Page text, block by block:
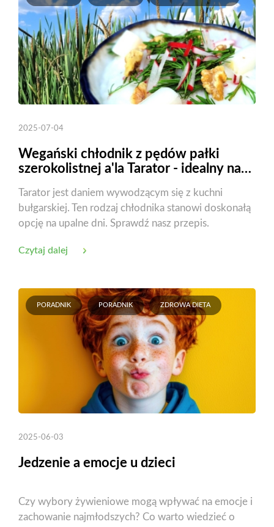
2025-07-04
Wegański chłodnik z pędów pałki
szerokolistnej a'la Tarator - idealny na
Tarator jest daniem wywodzącym się z kuchni
bułgarskiej. Ten rodzaj chłodnika stanowi doskonałą
opcję na upalne dni. Sprawdź nasz przepis.
Czytaj dalej
PORADNIK PORADNIK ZDROWA DIETA
2025-06-03
Jedzenie a emocje u dzieci
Czy wybory żywieniowe mogą wpływać na emocje i
zachowanie najmłodszych? Co warto wiedzieć o